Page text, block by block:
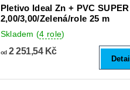
Pletivo Ideal Zn + PVC SUPER
2,00/3,00/Zelená/role 25 m
Skladem(4 role)
od2 251,54 Kč
Detail